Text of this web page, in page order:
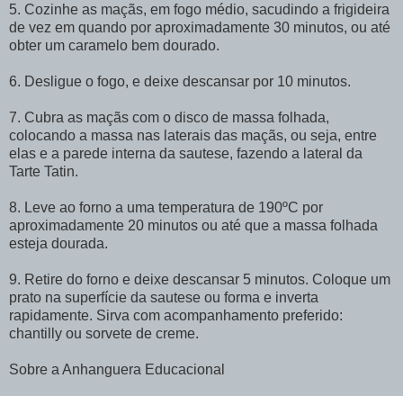
5. Cozinhe as maçãs, em fogo médio, sacudindo a frigideira
de vez em quando por aproximadamente 30 minutos, ou até
obter um caramelo bem dourado.
6. Desligue o fogo, e deixe descansar por 10 minutos.
7. Cubra as maçãs com o disco de massa folhada,
colocando a massa nas laterais das maçãs, ou seja, entre
elas e a parede interna da sautese, fazendo a lateral da
Tarte Tatin.
8. Leve ao forno a uma temperatura de 190ºC por
aproximadamente 20 minutos ou até que a massa folhada
esteja dourada.
9. Retire do forno e deixe descansar 5 minutos. Coloque um
prato na superfície da sautese ou forma e inverta
rapidamente. Sirva com acompanhamento preferido:
chantilly ou sorvete de creme.
Sobre a Anhanguera Educacional